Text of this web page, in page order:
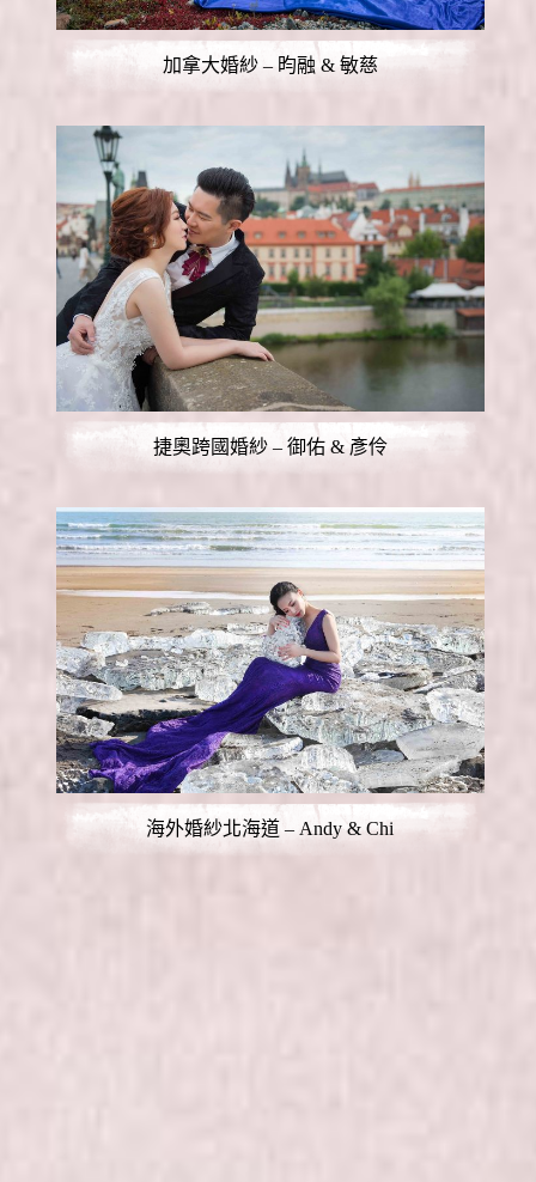
加拿大婚紗 – 昀融 & 敏慈
捷奧跨國婚紗 – 御佑 & 彥伶
海外婚紗北海道 – Andy & Chi